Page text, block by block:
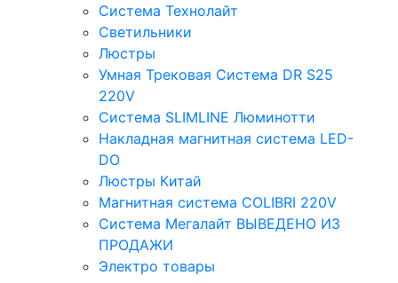
Система Технолайт
Светильники
Люстры
Умная Трековая Система DR S25
220V
Система SLIMLINE Люминотти
Накладная магнитная система LED-
DO
Люстры Китай
Магнитная система COLIBRI 220V
Система Мегалайт ВЫВЕДЕНО ИЗ
ПРОДАЖИ
Электро товары